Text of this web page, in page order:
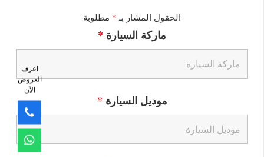
الحقول المشار بـ * مطلوبة
ماركة السيارة *
موديل السيارة *
اعرف
العروض
الآن